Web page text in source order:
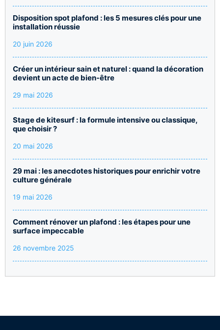
Disposition spot plafond : les 5 mesures clés pour une
installation réussie
20 juin 2026
Créer un intérieur sain et naturel : quand la décoration
devient un acte de bien-être
29 mai 2026
Stage de kitesurf : la formule intensive ou classique,
que choisir ?
20 mai 2026
29 mai : les anecdotes historiques pour enrichir votre
culture générale
19 mai 2026
Comment rénover un plafond : les étapes pour une
surface impeccable
26 novembre 2025